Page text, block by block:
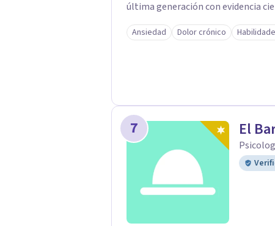
última generación con evidencia
un centro de referencia en los
desarrollado una terapia muy
Ansiedad Dolor crónico
7 El